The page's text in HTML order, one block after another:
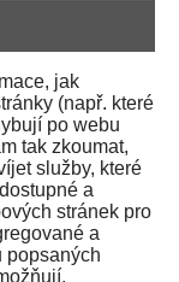
družstvo
Na
Valtické
37,38,39,
Břeclav,
družstvo
jak
(např. které
po webu
tak zkoumat,
služby, které
a
stránek pro
a
popsaných